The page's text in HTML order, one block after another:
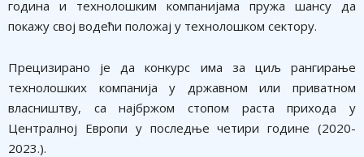
година и технолошким компанијама пружа шансу да
покажу свој водећи положај у технолошком сектору.
Прецизирано је да конкурс има за циљ рангирање
технолошких компанија у државном или приватном
власништву, са најбржом стопом раста прихода у
Централној Европи у последње четири године (2020-
2023.).